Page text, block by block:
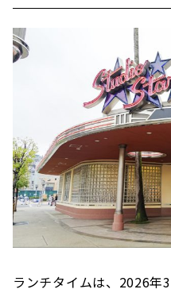
ランチタイムは、2026年